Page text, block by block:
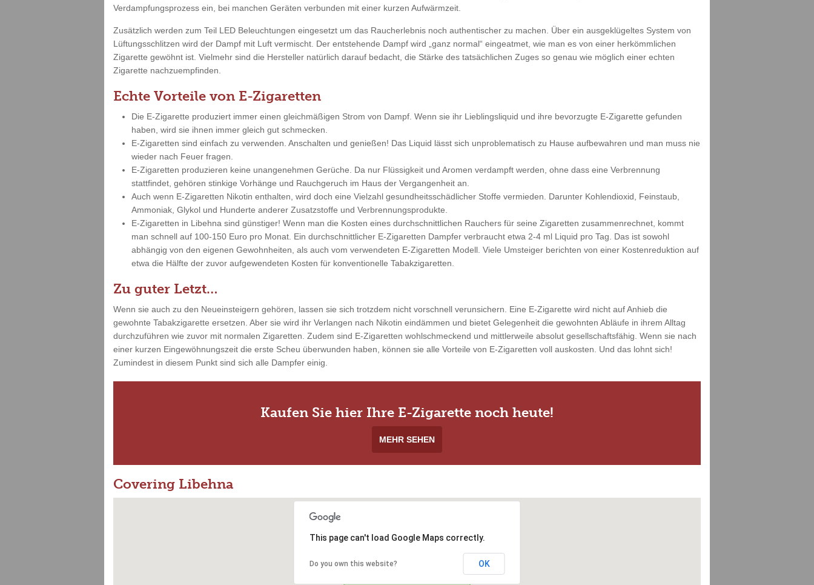
Verdampfungsprozess ein, bei manchen Geräten verbunden mit einer kurzen Aufwärmzeit.
Zusätzlich werden zum Teil LED Beleuchtungen eingesetzt um das Raucherlebnis noch authentischer zu machen. Über ein ausgeklügeltes System von
Lüftungsschlitzen wird der Dampf mit Luft vermischt. Der entstehende Dampf wird „ganz normal“ eingeatmet, wie man es von einer herkömmlichen
Zigarette gewöhnt ist. Vielmehr sind die Hersteller natürlich darauf bedacht, die Stärke des tatsächlichen Zuges so genau wie möglich einer echten
Zigarette nachzuempfinden.
Echte Vorteile von E-Zigaretten
Die E-Zigarette produziert immer einen gleichmäßigen Strom von Dampf. Wenn sie ihr Lieblingsliquid und ihre bevorzugte E-Zigarette gefunden
haben, wird sie ihnen immer gleich gut schmecken.
E-Zigaretten sind einfach zu verwenden. Anschalten und genießen! Das Liquid lässt sich unproblematisch zu Hause aufbewahren und man muss nie
wieder nach Feuer fragen.
E-Zigaretten produzieren keine unangenehmen Gerüche. Da nur Flüssigkeit und Aromen verdampft werden, ohne dass eine Verbrennung
stattfindet, gehören stinkige Vorhänge und Rauchgeruch im Haus der Vergangenheit an.
Auch wenn E-Zigaretten Nikotin enthalten, wird doch eine Vielzahl gesundheitsschädlicher Stoffe vermieden. Darunter Kohlendioxid, Feinstaub,
Ammoniak, Glykol und Hunderte anderer Zusatzstoffe und Verbrennungsprodukte.
E-Zigaretten in Libehna sind günstiger! Wenn man die Kosten eines durchschnittlichen Rauchers für seine Zigaretten zusammenrechnet, kommt
man schnell auf 100-150 Euro pro Monat. Ein durchschnittlicher E-Zigaretten Dampfer verbraucht etwa 2-4 ml Liquid pro Tag. Das ist sowohl
abhängig von den eigenen Gewohnheiten, als auch vom verwendeten E-Zigaretten Modell. Viele Umsteiger berichten von einer Kostenreduktion auf
etwa die Hälfte der zuvor aufgewendeten Kosten für konventionelle Tabakzigaretten.
Zu guter Letzt…
Wenn sie auch zu den Neueinsteigern gehören, lassen sie sich trotzdem nicht vorschnell verunsichern. Eine E-Zigarette wird nicht auf Anhieb die
gewohnte Tabakzigarette ersetzen. Aber sie wird ihr Verlangen nach Nikotin eindämmen und bietet Gelegenheit die gewohnten Abläufe in ihrem Alltag
durchzuführen wie zuvor mit normalen Zigaretten. Zudem sind E-Zigaretten wohlschmeckend und mittlerweile absolut gesellschaftsfähig. Wenn sie nach
einer kurzen Eingewöhnungszeit die erste Scheu überwunden haben, können sie alle Vorteile von E-Zigaretten voll auskosten. Und das lohnt sich!
Zumindest in diesem Punkt sind sich alle Dampfer einig.
Kaufen Sie hier Ihre E-Zigarette noch heute!
MEHR SEHEN
Covering Libehna
This page can't load Google Maps correctly.
Do you own this website? OK